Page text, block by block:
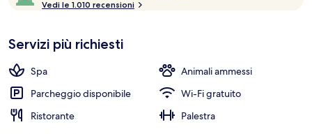
10,
popolare
a
u
Vedi le 1.010 recensioni
Servizi più richiesti
Spa
Animali ammessi
Parcheggio disponibile
Wi-Fi gratuito
Ristorante
Palestra